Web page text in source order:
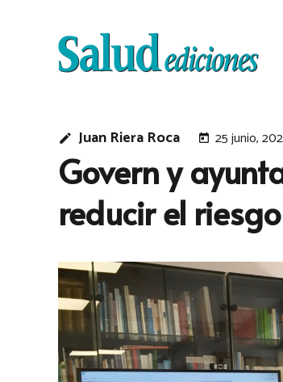
edit Juan Riera Roca today 25 junio,
Govern y
reducir el